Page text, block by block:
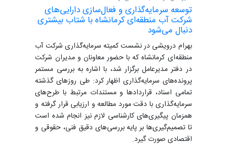
توسعه سرمایه‌گذاری و فعال‌سازی دارایی‌های
شرکت آب منطقه‌ای کرمانشاه با شتاب بیشتری
دنبال می‌شود
بهرام درویشی در نشست کمیته سرمایه‌گذاری شرکت آب
منطقه‌ای کرمانشاه که با حضور معاونان و مدیران شرکت
در دفتر مدیرعامل برگزار شد، با اشاره به بررسی مستمر
پرونده‌های سرمایه‌گذاری اظهار کرد: طی روزهای گذشته
تمامی اسناد، قراردادها و مستندات مرتبط با طرح‌های
سرمایه‌گذاری با دقت مورد مطالعه و ارزیابی قرار گرفته و
همزمان پیگیری‌های کارشناسی لازم نیز انجام شده است
تا تصمیم‌گیری‌ها بر پایه بررسی‌های دقیق فنی، حقوقی و
اقتصادی صورت گیرد.